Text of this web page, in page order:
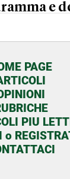
e
PAGE
PIU
o